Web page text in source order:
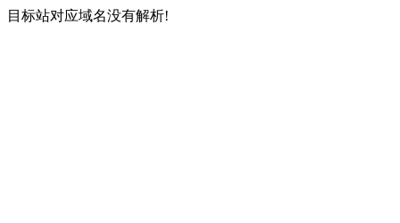
目标站对应域名没有解析!